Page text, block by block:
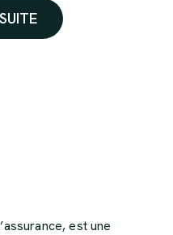
générés à l’intérieur du
certaines conditions.
est une